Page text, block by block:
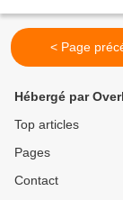
< Page
Hébergé par
Top articles
Pages
Contact